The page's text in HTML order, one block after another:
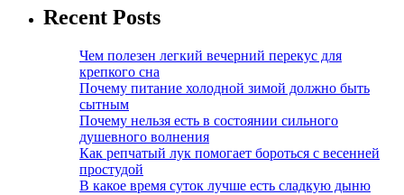
Recent Posts
Чем полезен легкий вечерний перекус для
крепкого сна
Почему питание холодной зимой должно быть
сытным
Почему нельзя есть в состоянии сильного
душевного волнения
Как репчатый лук помогает бороться с весенней
простудой
В какое время суток лучше есть сладкую дыню